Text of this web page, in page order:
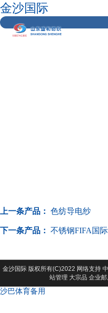
金沙国际
上一条产品： 色纺导电纱
下一条产品： 不锈钢FIFA国
金沙国际 版权所有(C)2022 网络支持
站管理 大宗品 企业邮
沙巴体育备用